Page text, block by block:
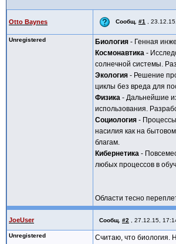
Otto Baynes Сообщ. #1 ,
Unregistered Биология - Генная
Космонавтика -
солнечной системы.
Экология - Решение
циклы без вреда для
Физика - Дальнейшие
использования.
Социология -
насилия как на
благам.
Кибернетика -
любых процессов в
Области тесно
JoeUser Сообщ. #2 27.12.15,
Unregistered
Считаю, что биология.